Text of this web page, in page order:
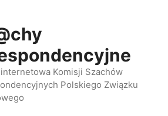
Komisji Szachów
Polskiego Związku